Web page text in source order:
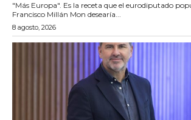
"Más Europa". Es la receta que el eurodiputado
Francisco Millán Mon desearía...
8 agosto, 2026